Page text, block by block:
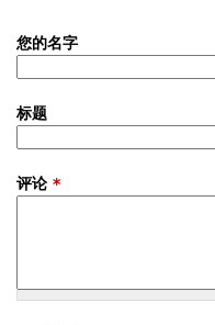
您的名字
标题
评论 *